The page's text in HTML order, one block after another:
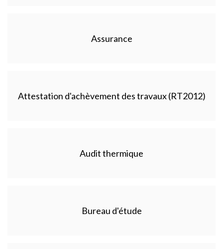
Assurance
Attestation d'achèvement des travaux (RT2012)
Audit thermique
Bureau d'étude